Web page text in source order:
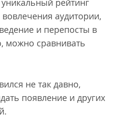
рейтинг
аудитории,
и перепосты в
можно сравнивать
не так давно,
появление и других